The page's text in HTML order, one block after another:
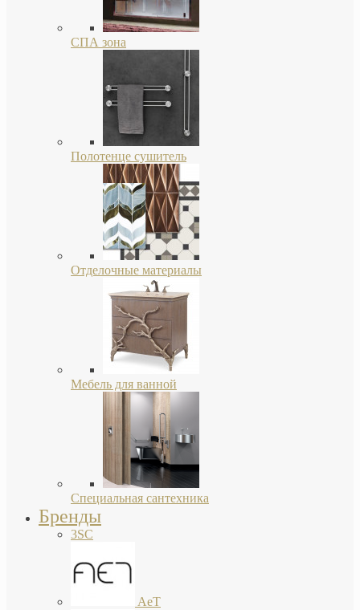
СПА зона
Полотенце сушитель
Отделочные материалы
Мебель для ванной
Специальная сантехника
Бренды
3SC
AeT